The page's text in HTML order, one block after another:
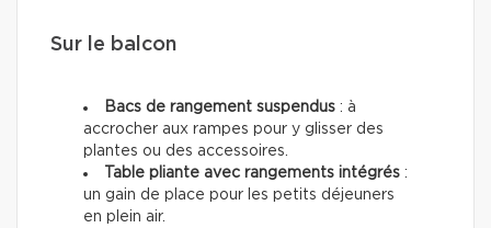
Sur le balcon
Bacs de rangement suspendus : à
accrocher aux rampes pour y glisser des
plantes ou des accessoires.
Table pliante avec rangements intégrés :
un gain de place pour les petits déjeuners
en plein air.